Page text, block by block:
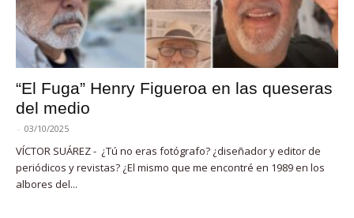
“El Fuga” Henry Figueroa en las queseras
del medio
- 03/10/2025
VÍCTOR SUÁREZ - ¿Tú no eras fotógrafo? ¿diseñador y editor de
periódicos y revistas? ¿El mismo que me encontré en 1989 en los
albores del...